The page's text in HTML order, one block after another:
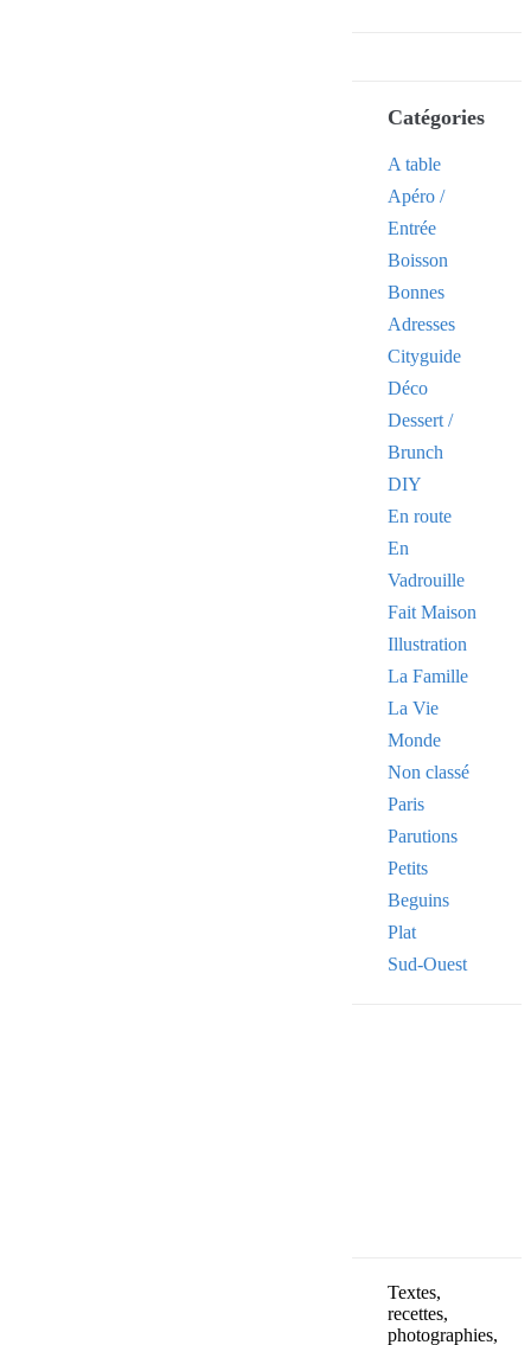
Catégories
A table
Apéro /
Entrée
Boisson
Bonnes
Adresses
Cityguide
Déco
Dessert /
Brunch
DIY
En route
En
Vadrouille
Fait Maison
Illustration
La Famille
La Vie
Monde
Non classé
Paris
Parutions
Petits
Beguins
Plat
Sud-Ouest
Textes,
recettes,
photographies,